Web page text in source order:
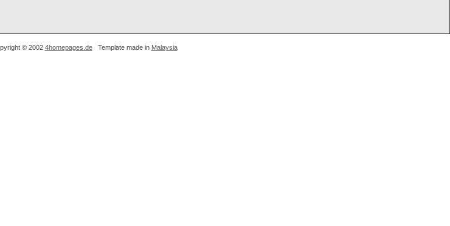
© 2002 4homepages.deTemplate made in Malaysia